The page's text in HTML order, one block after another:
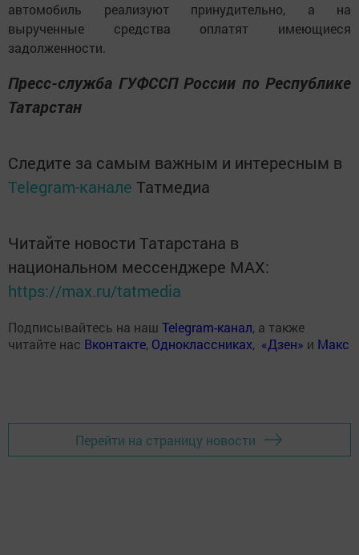
автомобиль реализуют принудительно, а на
вырученные средства оплатят имеющиеся
задолженности.
Пресс-служба ГУФССП России по Республике
Татарстан
Следите за самым важным и интересным в
Telegram-канале Татмедиа
Читайте новости Татарстана в
национальном мессенджере MАХ:
https://max.ru/tatmedia
Подписывайтесь на наш Telegram-канал, а также
читайте нас Вконтакте, Одноклассниках, «Дзен» и Макс
Перейти на страницу новости